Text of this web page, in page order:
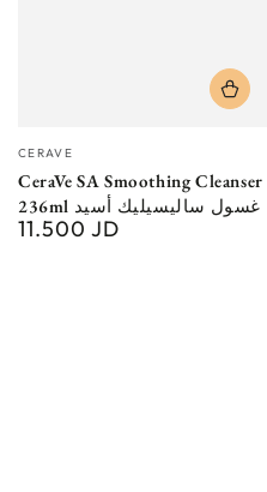
Vendor:
CERAVE
CeraVe SA Smoothing Cleanser
236ml غسول ساليسيليك أسيد
Regular
11.500 JD